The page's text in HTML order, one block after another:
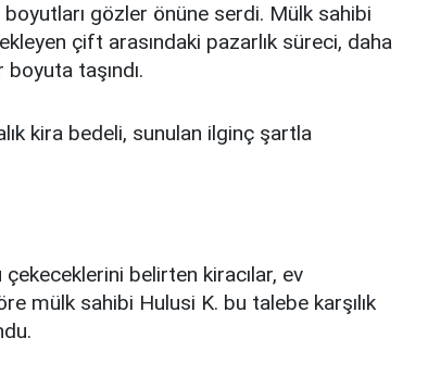
boyutları gözler önüne serdi. Mülk sahibi
çift arasındaki pazarlık süreci, daha
taşındı.
kira bedeli, sunulan ilginç şartla
belirten kiracılar, ev
mülk sahibi Hulusi K. bu talebe karşılık